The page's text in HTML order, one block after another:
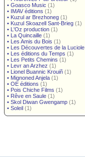
• Goasco Music (1)
• IMAV éditions (1)
• Kuzul ar Brezhoneg (1)
• Kuzul Skoazell Sant-Brieg (1)
• L'Oz production (1)
• La Quincaille (1)
• Les Amis du Bois (1)
• Les Découvertes de la Luciole
• Les éditions du Temps (1)
• Les Petits Chemins (1)
• Levr an Arzhez (1)
• Lionel Buannic Krouiñ (1)
• Mignoned Anjela (1)
• OE éditions (1)
• Pois Chiche Films (1)
• Rêve en Saule (1)
• Skol Diwan Gwengamp (1)
• Soleil (1)